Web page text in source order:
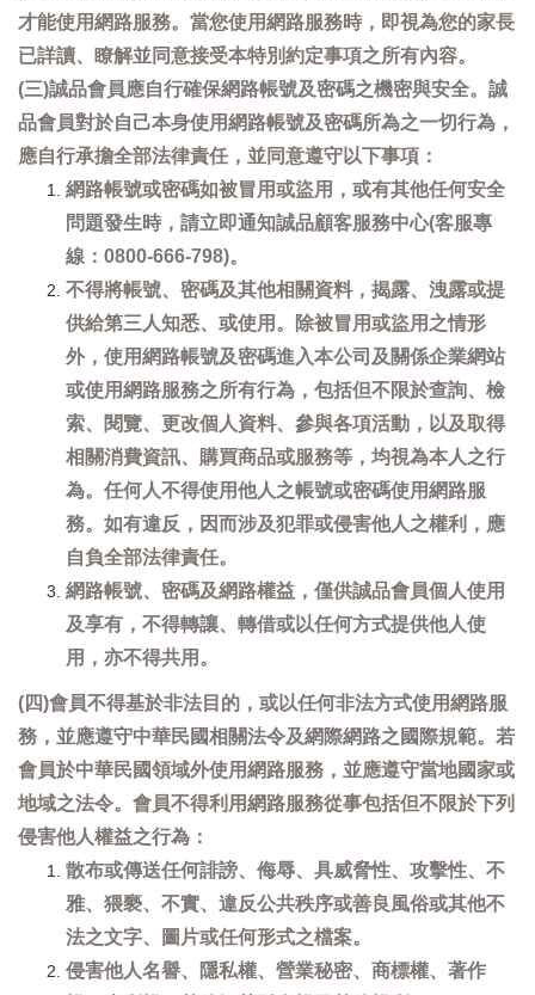
才能使用網路服務。當您使用網路服務時，即視為您的家長
已詳讀、瞭解並同意接受本特別約定事項之所有內容。
(三)誠品會員應自行確保網路帳號及密碼之機密與安全。誠
品會員對於自己本身使用網路帳號及密碼所為之一切行為，
應自行承擔全部法律責任，並同意遵守以下事項：
網路帳號或密碼如被冒用或盜用，或有其他任何安全
問題發生時，請立即通知誠品顧客服務中心(客服專
線：0800-666-798)。
不得將帳號、密碼及其他相關資料，揭露、洩露或提
供給第三人知悉、或使用。除被冒用或盜用之情形
外，使用網路帳號及密碼進入本公司及關係企業網站
或使用網路服務之所有行為，包括但不限於查詢、檢
索、閱覽、更改個人資料、參與各項活動，以及取得
相關消費資訊、購買商品或服務等，均視為本人之行
為。任何人不得使用他人之帳號或密碼使用網路服
務。如有違反，因而涉及犯罪或侵害他人之權利，應
自負全部法律責任。
網路帳號、密碼及網路權益，僅供誠品會員個人使用
及享有，不得轉讓、轉借或以任何方式提供他人使
用，亦不得共用。
(四)會員不得基於非法目的，或以任何非法方式使用網路服
務，並應遵守中華民國相關法令及網際網路之國際規範。若
會員於中華民國領域外使用網路服務，並應遵守當地國家或
地域之法令。會員不得利用網路服務從事包括但不限於下列
侵害他人權益之行為：
散布或傳送任何誹謗、侮辱、具威脅性、攻擊性、不
雅、猥褻、不實、違反公共秩序或善良風俗或其他不
法之文字、圖片或任何形式之檔案。
侵害他人名譽、隱私權、營業秘密、商標權、著作